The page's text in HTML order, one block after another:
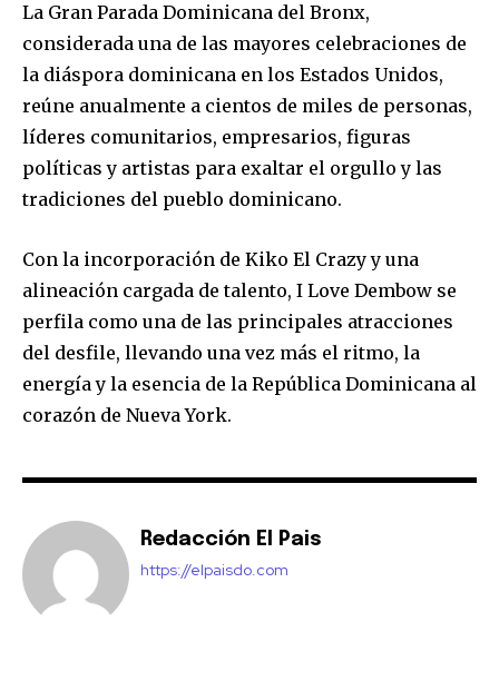
La Gran Parada Dominicana del Bronx,
considerada una de las mayores celebraciones de
la diáspora dominicana en los Estados Unidos,
reúne anualmente a cientos de miles de personas,
líderes comunitarios, empresarios, figuras
políticas y artistas para exaltar el orgullo y las
tradiciones del pueblo dominicano.
Con la incorporación de Kiko El Crazy y una
alineación cargada de talento, I Love Dembow se
perfila como una de las principales atracciones
del desfile, llevando una vez más el ritmo, la
energía y la esencia de la República Dominicana al
corazón de Nueva York.
Redacción El Pais
https://elpaisdo.com